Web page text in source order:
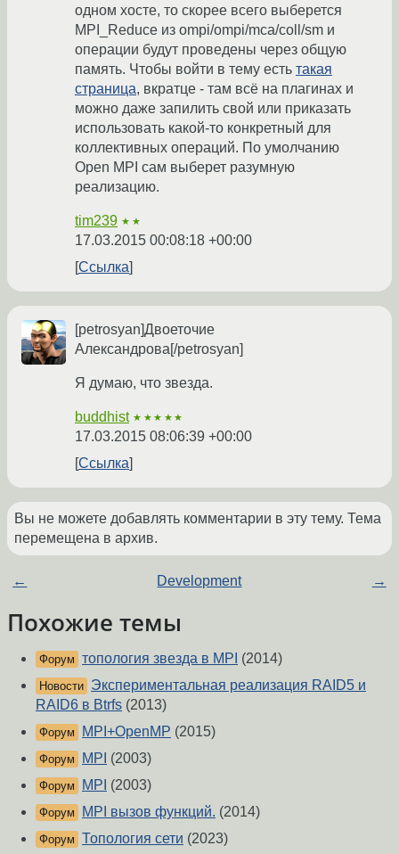
одном хосте, то скорее всего выберется
MPI_Reduce из ompi/ompi/mca/coll/sm и
операции будут проведены через общую
память. Чтобы войти в тему есть такая
страница, вкратце - там всё на плагинах и
можно даже запилить свой или приказать
использовать какой-то конкретный для
коллективных операций. По умолчанию
Open MPI сам выберет разумную
реализацию.
tim239 ★★
17.03.2015 00:08:18 +00:00
Ссылка
[petrosyan]Двоеточие
Александрова[/petrosyan]
Я думаю, что звезда.
buddhist ★★★★★
17.03.2015 08:06:39 +00:00
Ссылка
Вы не можете добавлять комментарии в эту тему. Тема
перемещена в архив.
← Development →
Похожие темы
Форум топология звезда в MPI (2014)
Новости Экспериментальная реализация RAID5 и
RAID6 в Btrfs (2013)
Форум MPI+OpenMP (2015)
Форум MPI (2003)
Форум MPI (2003)
Форум MPI вызов функций. (2014)
Форум Топология сети (2023)